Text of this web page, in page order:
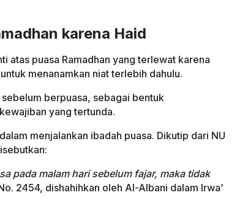
karena Haid
atas puasa Ramadhan yang terlewat karena
menanamkan niat terlebih dahulu.
berpuasa, sebagai bentuk
yang tertunda.
menjalankan ibadah puasa. Dikutip dari NU
pada malam hari sebelum fajar, maka tidak
2454, dishahihkan oleh Al-Albani dalam Irwa’